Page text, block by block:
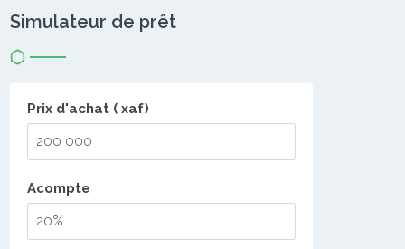
Simulateur de prêt
Prix d'achat ( xaf)
Acompte